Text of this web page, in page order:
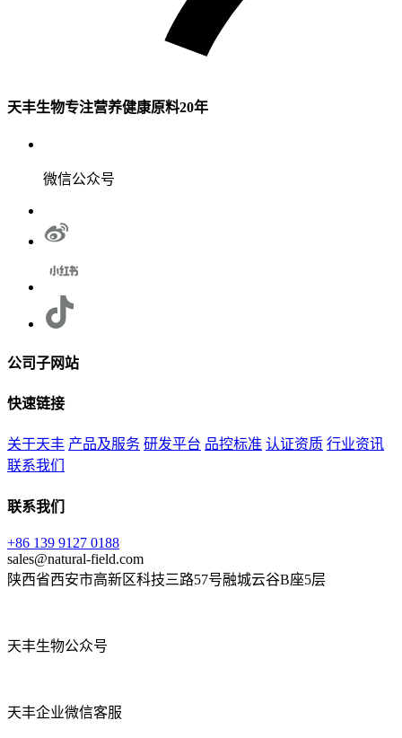
天丰生物专注营养健康原料20年
微信公众号
公司子网站
快速链接
关于天丰 产品及服务 研发平台 品控标准 认证资质 行业资讯
联系我们
联系我们
+86 139 9127 0188
sales@natural-field.com
陕西省西安市高新区科技三路57号融城云谷B座5层
天丰生物公众号
天丰企业微信客服